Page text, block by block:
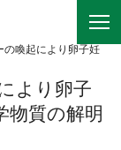
の喚起により卵子妊
より卵子
物質の解明